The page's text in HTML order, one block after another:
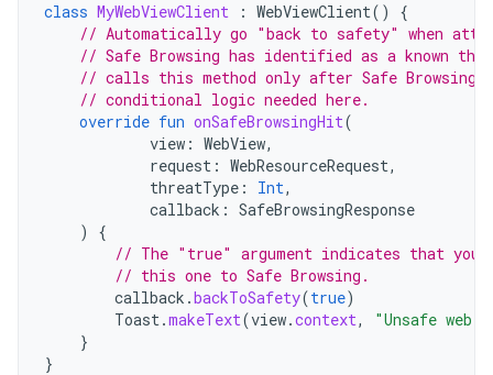
class MyWebViewClient : WebViewClient()
{
// Automatically go "back to safety" when
// Safe Browsing has identified as a known
// calls this method only after Safe
// conditional logic needed here.
override fun onSafeBrowsingHit(
view : WebView,
request : WebResourceRequest,
threatType : Int,
callback : SafeBrowsingResponse
)
{
// The "true" argument indicates that
// this one to Safe Browsing.
callback .backToSafety(true)
Toast.makeText(view.context,
"Unsafe web
}
}